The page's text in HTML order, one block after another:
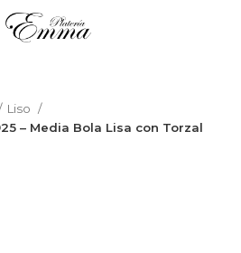
Liso
– Media Bola Lisa con Torzal